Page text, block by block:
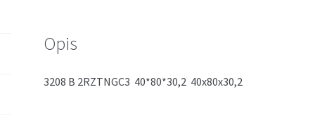
Opis
3208 B 2RZTNGC3 40*80*30,2 40x80x30,2